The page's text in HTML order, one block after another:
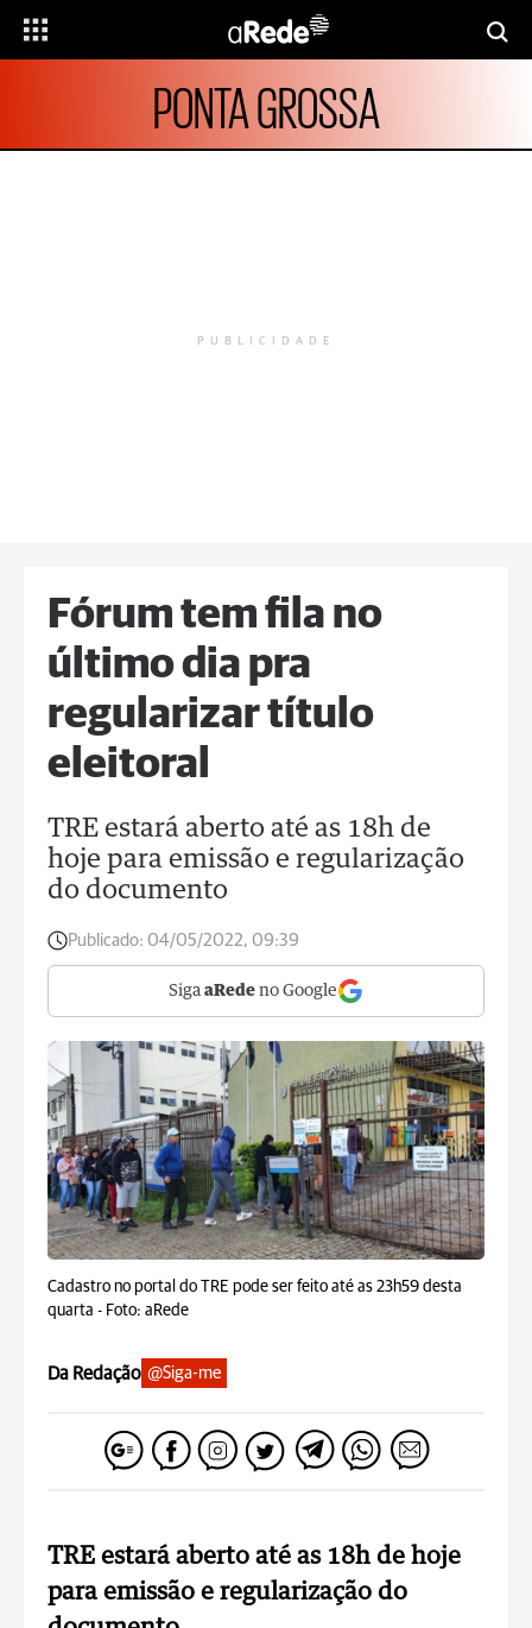
PONTA GROSSA
PUBLICIDADE
Fórum tem fila no
último dia pra
regularizar título
eleitoral
TRE estará aberto até as 18h de
hoje para emissão e regularização
do documento
Publicado: 04/05/2022, 09:39
Siga aRede no Google
Cadastro no portal do TRE pode ser feito até as 23h59 desta
quarta - Foto: aRede
Da Redação @Siga-me
TRE estará aberto até as 18h de hoje
para emissão e regularização do